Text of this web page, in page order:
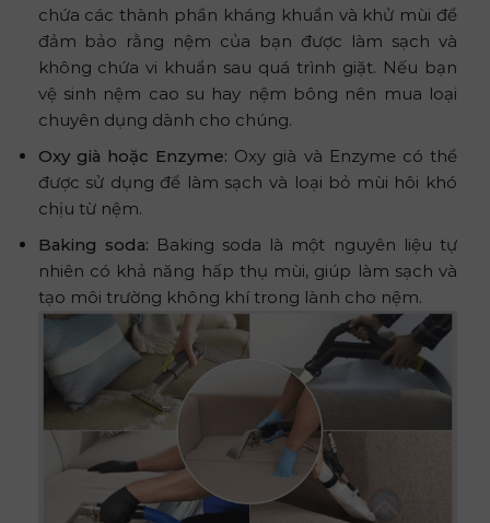
chứa các thành phần kháng khuẩn và khử mùi để
đảm bảo rằng nệm của bạn được làm sạch và
không chứa vi khuẩn sau quá trình giặt. Nếu bạn
vệ sinh nệm cao su hay nệm bông nên mua loại
chuyên dụng dành cho chúng.
Oxy già hoặc Enzyme: Oxy già và Enzyme có thể
được sử dụng để làm sạch và loại bỏ mùi hôi khó
chịu từ nệm.
Baking soda: Baking soda là một nguyên liệu tự
nhiên có khả năng hấp thụ mùi, giúp làm sạch và
tạo môi trường không khí trong lành cho nệm.